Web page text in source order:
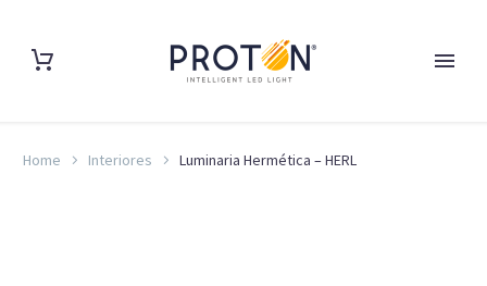
Home Interiores Luminaria Hermética – HERL